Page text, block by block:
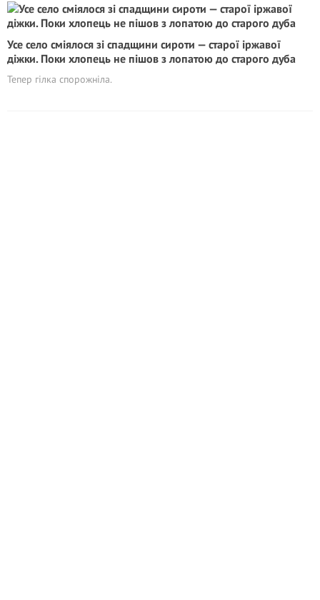
Усе село сміялося зі спадщини сироти — старої іржавої
діжки. Поки хлопець не пішов з лопатою до старого дуба
Тепер гілка спорожніла.